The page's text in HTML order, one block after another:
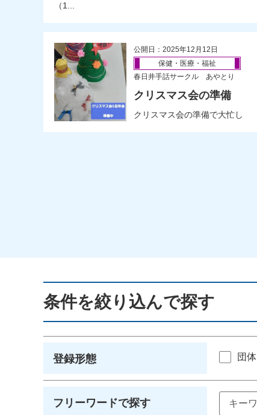
（1...
公開日：2025年12月12日
保健・医療・福祉
春日井手話サークル あやとり
クリスマス会の準備
クリスマス会の準備で大忙し
条件を絞り込んで探す
登録形態 団体
フリーワードで探す